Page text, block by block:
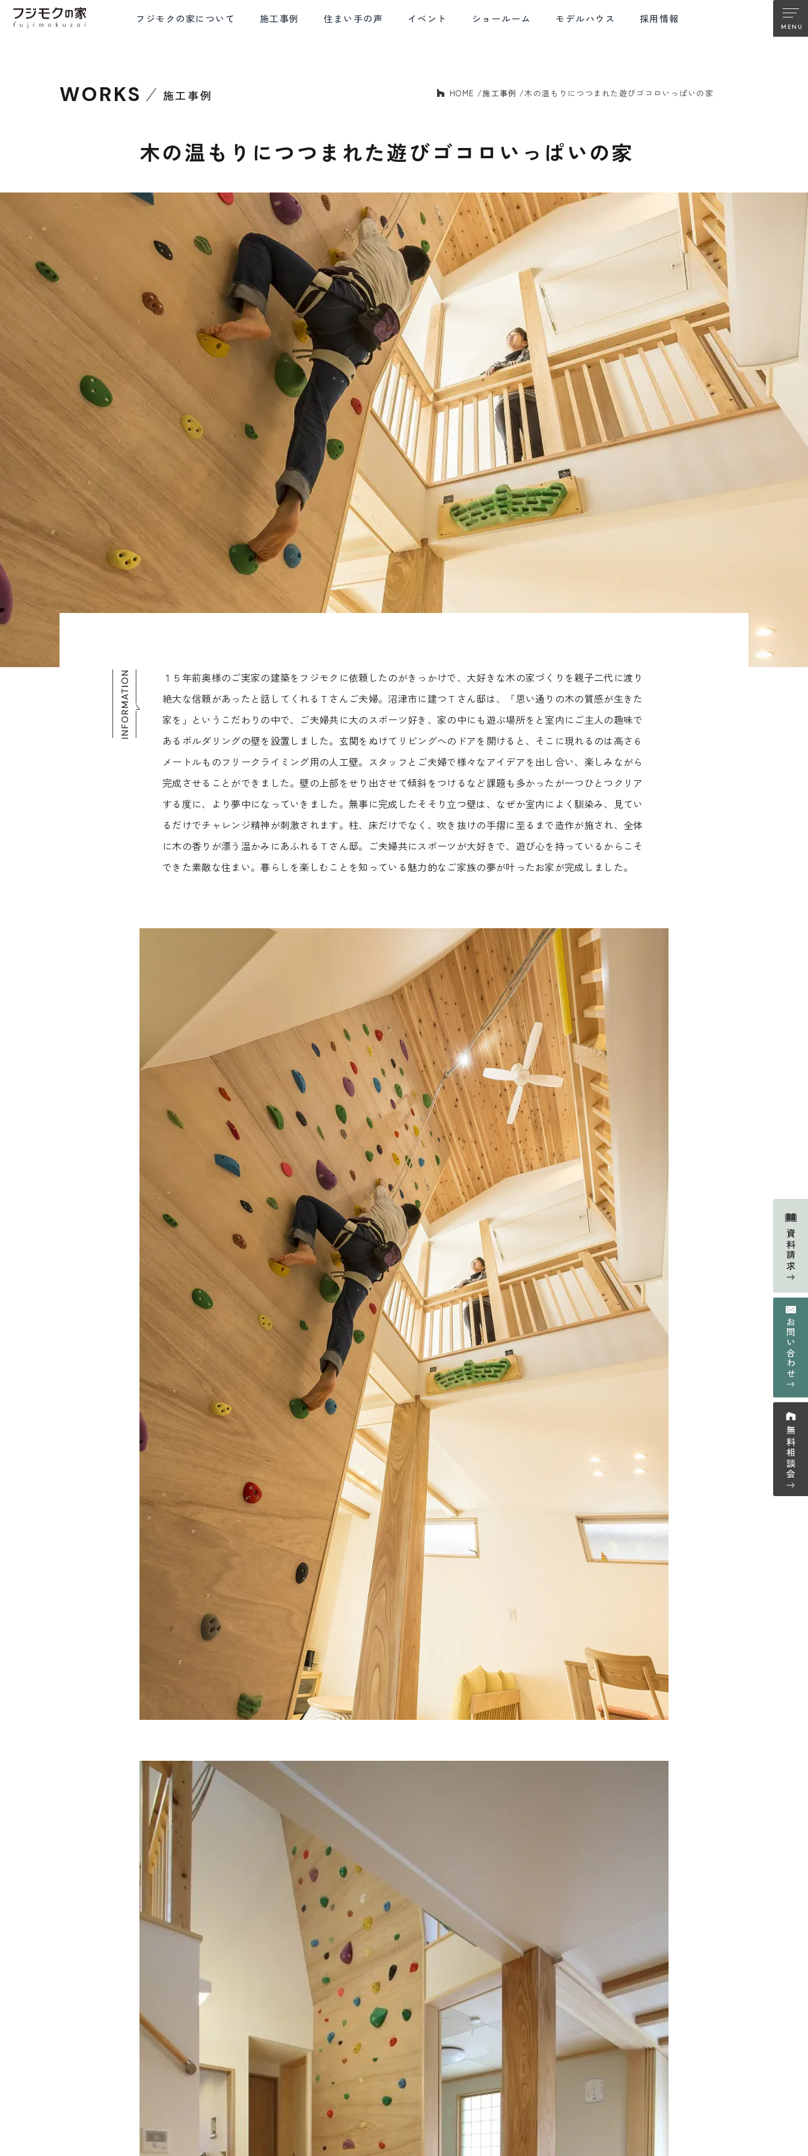
フジモクの家について
COMMITMENT TO WOOD QUALITY CONTROL AFTER SUPPORT FUJIMOKU RENOVATION
リノベーション
施工事例 住まい手の声 イベント ショールーム モデルハウス 採用情報
資料請求
REQUEST INFO
お問い合わせ
CONTACT
無料相談会
CONSULTATION
About FUJIMOKU’S HOUSE
フジモクの家について
木材へのこだわり
設計とデザイン
確かな住宅性能
品質管理
アフターサポート
フジモクのリノベーション
Company
会社情報
スタッフ紹介
施工事例
Interview
住まい手の声
Event
イベント情報
Blog
ブログ
Showroom
ショールーム紹介
よくあるご質問
資料請求・お問い合わせ
Web magazine
メルマガ登録
電話からのお問い合わせ
受付時間 9:00-18:00 火・水定休日 0545-63-0123
WORKS 施工事例 HOME 施工事例 木の温もりにつつまれた遊びゴコロいっぱいの家
木の温もりにつつまれた遊びゴコロいっぱいの家
１５年前奥様のご実家の建築をフジモクに依頼したのがきっかけで、大好きな木の家づくりを親子二代に渡り
絶大な信頼があったと話してくれるＴさんご夫婦。沼津市に建つＴさん邸は、「思い通りの木の質感が生きた
家を」というこだわりの中で、ご夫婦共に大のスポーツ好き、家の中にも遊ぶ場所をと室内にご主人の趣味で
あるボルダリングの壁を設置しました。玄関をぬけてリビングへのドアを開けると、そこに現れるのは高さ６
メートルものフリークライミング用の人工壁。スタッフとご夫婦で様々なアイデアを出し合い、楽しみながら
完成させることができました。壁の上部をせり出させて傾斜をつけるなど課題も多かったが一つひとつクリア
する度に、より夢中になっていきました。無事に完成したそそり立つ壁は、なぜか室内によく馴染み、見てい
るだけでチャレンジ精神が刺激されます。柱、床だけでなく、吹き抜けの手摺に至るまで造作が施され、全体
に木の香りが漂う温かみにあふれるＴさん邸。ご夫婦共にスポーツが大好きで、遊び心を持っているからこそ
できた素敵な住まい。暮らしを楽しむことを知っている魅力的なご家族の夢が叶ったお家が完成しました。
資料請求
お問い合わせ
無料相談会